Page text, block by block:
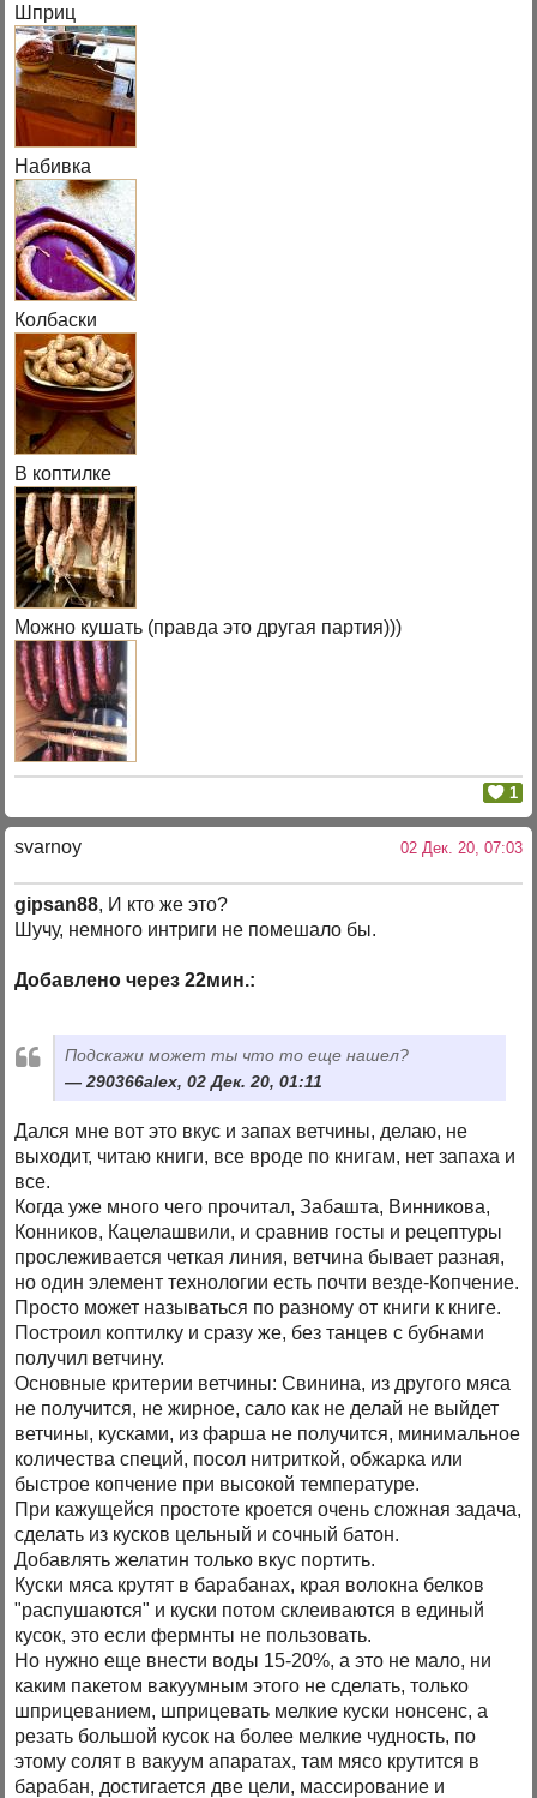
Шприц
Набивка
Колбаски
В коптилке
Можно кушать (правда это другая партия)))
1
svarnoy 02 Дек. 20, 07:03
gipsan88, И кто же это?
Шучу, немного интриги не помешало бы.
Добавлено через 22мин.:
Подскажи может ты что то еще нашел?
290366alex, 02 Дек. 20, 01:11
Дался мне вот это вкус и запах ветчины, делаю, не
выходит, читаю книги, все вроде по книгам, нет запаха и
все.
Когда уже много чего прочитал, Забашта, Винникова,
Конников, Кацелашвили, и сравнив госты и рецептуры
прослеживается четкая линия, ветчина бывает разная,
но один элемент технологии есть почти везде-Копчение.
Просто может называться по разному от книги к книге.
Построил коптилку и сразу же, без танцев с бубнами
получил ветчину.
Основные критерии ветчины: Свинина, из другого мяса
не получится, не жирное, сало как не делай не выйдет
ветчины, кусками, из фарша не получится, минимальное
количества специй, посол нитриткой, обжарка или
быстрое копчение при высокой температуре.
При кажущейся простоте кроется очень сложная задача,
сделать из кусков цельный и сочный батон.
Добавлять желатин только вкус портить.
Куски мяса крутят в барабанах, края волокна белков
"распушаются" и куски потом склеиваются в единый
кусок, это если фермнты не пользовать.
Но нужно еще внести воды 15-20%, а это не мало, ни
каким пакетом вакуумным этого не сделать, только
шприцеванием, шприцевать мелкие куски нонсенс, а
резать большой кусок на более мелкие чудность, по
этому солят в вакуум апаратах, там мясо крутится в
барабан, достигается две цели, массирование и